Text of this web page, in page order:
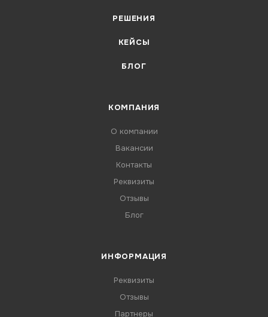
РЕШЕНИЯ
КЕЙСЫ
БЛОГ
КОМПАНИЯ
О компании
Вакансии
Контакты
Реквизиты
Отзывы
Блог
ИНФОРМАЦИЯ
Реквизиты
Отзывы
Партнеры